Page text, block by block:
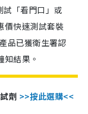
試「看門口」或
價快速測試套裝
品已獲衛生署認
結果。
劑 >>按此選購<<